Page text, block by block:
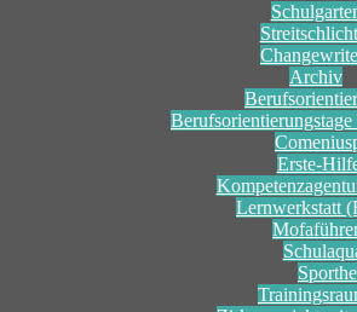
Archiv
Erste-
Lernwerkstatt